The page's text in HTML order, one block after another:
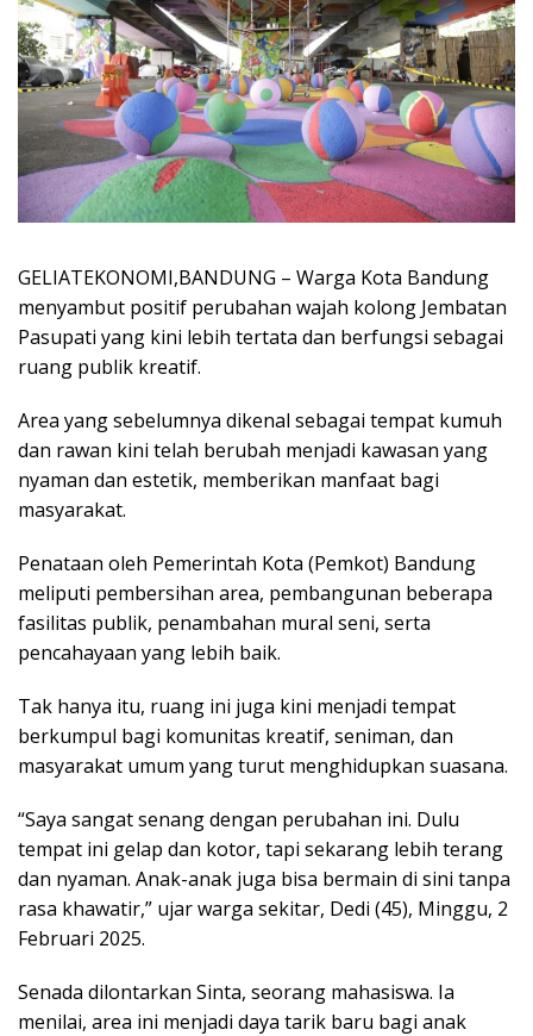
GELIATEKONOMI,BANDUNG – Warga Kota Bandung
menyambut positif perubahan wajah kolong Jembatan
Pasupati yang kini lebih tertata dan berfungsi sebagai
ruang publik kreatif.
Area yang sebelumnya dikenal sebagai tempat kumuh
dan rawan kini telah berubah menjadi kawasan yang
nyaman dan estetik, memberikan manfaat bagi
masyarakat.
Penataan oleh Pemerintah Kota (Pemkot) Bandung
meliputi pembersihan area, pembangunan beberapa
fasilitas publik, penambahan mural seni, serta
pencahayaan yang lebih baik.
Tak hanya itu, ruang ini juga kini menjadi tempat
berkumpul bagi komunitas kreatif, seniman, dan
masyarakat umum yang turut menghidupkan suasana.
“Saya sangat senang dengan perubahan ini. Dulu
tempat ini gelap dan kotor, tapi sekarang lebih terang
dan nyaman. Anak-anak juga bisa bermain di sini tanpa
rasa khawatir,” ujar warga sekitar, Dedi (45), Minggu, 2
Februari 2025.
Senada dilontarkan Sinta, seorang mahasiswa. Ia
menilai, area ini menjadi daya tarik baru bagi anak